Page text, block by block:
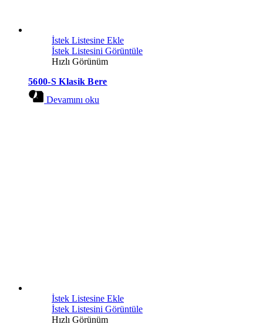
İstek Listesine Ekle
İstek Listesini Görüntüle
Hızlı Görünüm
5600-S Klasik Bere
Devamını oku
İstek Listesine Ekle
İstek Listesini Görüntüle
Hızlı Görünüm